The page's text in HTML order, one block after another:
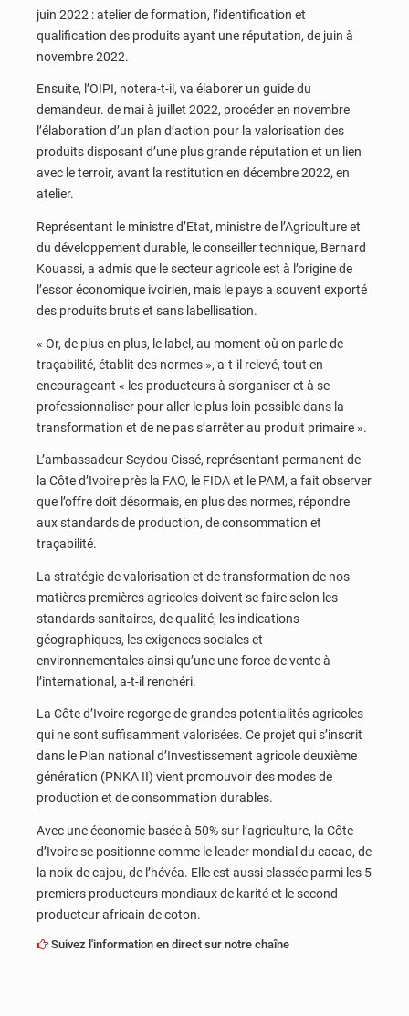
juin 2022 : atelier de formation, l’identification et
qualification des produits ayant une réputation, de juin à
novembre 2022.
Ensuite, l’OIPI, notera-t-il, va élaborer un guide du
demandeur. de mai à juillet 2022, procéder en novembre
l’élaboration d’un plan d’action pour la valorisation des
produits disposant d’une plus grande réputation et un lien
avec le terroir, avant la restitution en décembre 2022, en
atelier.
Représentant le ministre d’Etat, ministre de l’Agriculture et
du développement durable, le conseiller technique, Bernard
Kouassi, a admis que le secteur agricole est à l’origine de
l’essor économique ivoirien, mais le pays a souvent exporté
des produits bruts et sans labellisation.
« Or, de plus en plus, le label, au moment où on parle de
traçabilité, établit des normes », a-t-il relevé, tout en
encourageant « les producteurs à s’organiser et à se
professionnaliser pour aller le plus loin possible dans la
transformation et de ne pas s’arrêter au produit primaire ».
L’ambassadeur Seydou Cissé, représentant permanent de
la Côte d’Ivoire près la FAO, le FIDA et le PAM, a fait observer
que l’offre doit désormais, en plus des normes, répondre
aux standards de production, de consommation et
traçabilité.
La stratégie de valorisation et de transformation de nos
matières premières agricoles doivent se faire selon les
standards sanitaires, de qualité, les indications
géographiques, les exigences sociales et
environnementales ainsi qu’une une force de vente à
l’international, a-t-il renchéri.
La Côte d’Ivoire regorge de grandes potentialités agricoles
qui ne sont suffisamment valorisées. Ce projet qui s’inscrit
dans le Plan national d’Investissement agricole deuxième
génération (PNKA II) vient promouvoir des modes de
production et de consommation durables.
Avec une économie basée à 50% sur l’agriculture, la Côte
d’Ivoire se positionne comme le leader mondial du cacao, de
la noix de cajou, de l’hévéa. Elle est aussi classée parmi les 5
premiers producteurs mondiaux de karité et le second
producteur africain de coton.
Suivez l'information en direct sur notre chaîne